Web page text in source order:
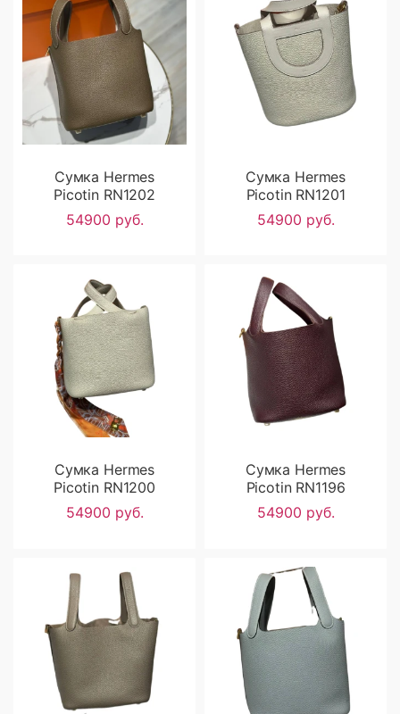
Сумка Hermes
Picotin RN1202
54900 руб.
Сумка Hermes
Picotin RN1201
54900 руб.
Сумка Hermes
Picotin RN1200
54900 руб.
Сумка Hermes
Picotin RN1196
54900 руб.